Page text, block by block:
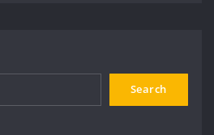
Search